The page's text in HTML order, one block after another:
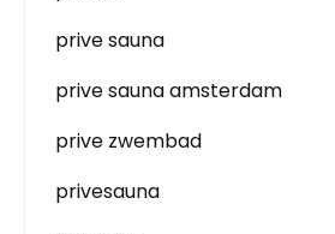
prive sauna
prive sauna amsterdam
prive zwembad
privesauna